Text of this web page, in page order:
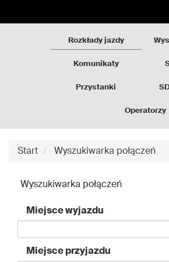
Rozkłady jazdy
Komunikaty
Przystanki
Operatorzy
Start Wyszukiwarka połączeń
Wyszukiwarka połączeń
Miejsce wyjazdu
Miejsce przyjazdu